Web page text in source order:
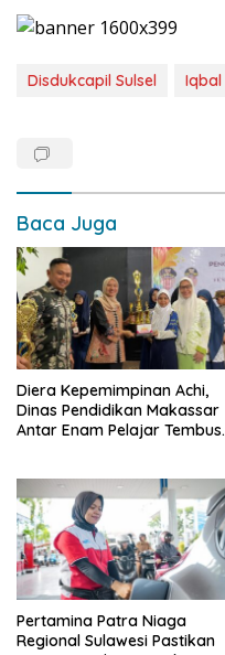
Disdukcapil Sulsel Iqbal
Baca Juga
Diera Kepemimpinan Achi,
Dinas Pendidikan Makassar
Antar Enam Pelajar Tembus
Pertamina Patra Niaga
Regional Sulawesi Pastikan